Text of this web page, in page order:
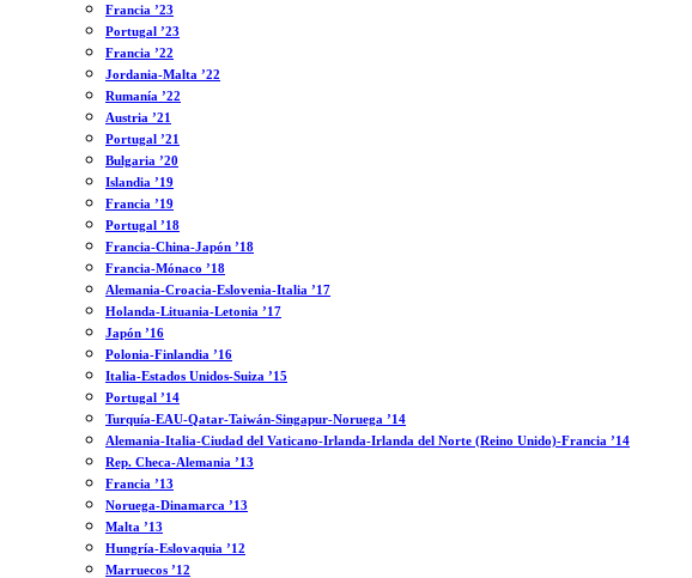
Francia ’23
Portugal ’23
Francia ’22
Jordania-Malta ’22
Rumanía ’22
Austria ’21
Portugal ’21
Bulgaria ’20
Islandia ’19
Francia ’19
Portugal ’18
Francia-China-Japón ’18
Francia-Mónaco ’18
Alemania-Croacia-Eslovenia-Italia ’17
Holanda-Lituania-Letonia ’17
Japón ’16
Polonia-Finlandia ’16
Italia-Estados Unidos-Suiza ’15
Portugal ’14
Turquía-EAU-Qatar-Taiwán-Singapur-Noruega ’14
Alemania-Italia-Ciudad del Vaticano-Irlanda-Irlanda del Norte (Reino Unido)-Francia ’14
Rep. Checa-Alemania ’13
Francia ’13
Noruega-Dinamarca ’13
Malta ’13
Hungría-Eslovaquia ’12
Marruecos ’12